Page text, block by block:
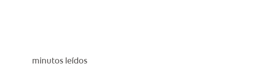
minutos leídos